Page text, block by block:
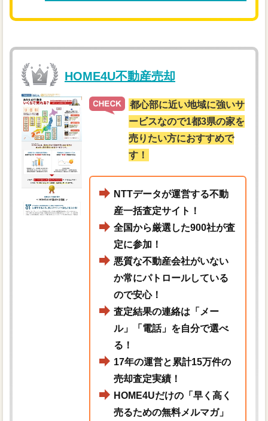
HOME4U不動産売却
都心部に近い地域に強いサ
ービスなので1都3県の家を
売りたい方におすすめで
す！
NTTデータが運営する不動
産一括査定サイト！
全国から厳選した900社が査
定に参加！
悪質な不動産会社がいない
か常にパトロールしている
ので安心！
査定結果の連絡は「メー
ル」「電話」を自分で選べ
る！
17年の運営と累計15万件の
売却査定実績！
HOME4Uだけの「早く高く
売るための無料メルマガ」